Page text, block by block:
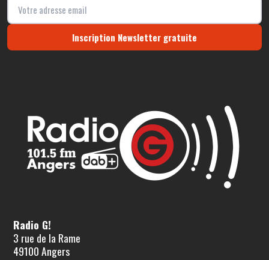
Inscription Newsletter gratuite
Radio G!
3 rue de la Rame
49100 Angers